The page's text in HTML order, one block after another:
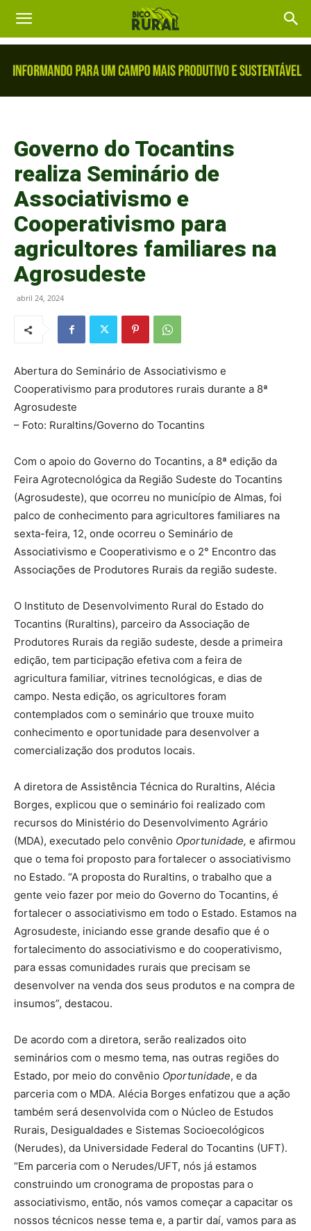
Governo do Tocantins
realiza Seminário de
Associativismo e
Cooperativismo para
agricultores familiares na
Agrosudeste
abril 24, 2024
Abertura do Seminário de Associativismo e
Cooperativismo para produtores rurais durante a 8ª
Agrosudeste
– Foto: Ruraltins/Governo do Tocantins
Com o apoio do Governo do Tocantins, a 8ª edição da
Feira Agrotecnológica da Região Sudeste do Tocantins
(Agrosudeste), que ocorreu no município de Almas, foi
palco de conhecimento para agricultores familiares na
sexta-feira, 12, onde ocorreu o Seminário de
Associativismo e Cooperativismo e o 2° Encontro das
Associações de Produtores Rurais da região sudeste.
O Instituto de Desenvolvimento Rural do Estado do
Tocantins (Ruraltins), parceiro da Associação de
Produtores Rurais da região sudeste, desde a primeira
edição, tem participação efetiva com a feira de
agricultura familiar, vitrines tecnológicas, e dias de
campo. Nesta edição, os agricultores foram
contemplados com o seminário que trouxe muito
conhecimento e oportunidade para desenvolver a
comercialização dos produtos locais.
A diretora de Assistência Técnica do Ruraltins, Alécia
Borges, explicou que o seminário foi realizado com
recursos do Ministério do Desenvolvimento Agrário
(MDA), executado pelo convênio Oportunidade, e afirmou
que o tema foi proposto para fortalecer o associativismo
no Estado. “A proposta do Ruraltins, o trabalho que a
gente veio fazer por meio do Governo do Tocantins, é
fortalecer o associativismo em todo o Estado. Estamos na
Agrosudeste, iniciando esse grande desafio que é o
fortalecimento do associativismo e do cooperativismo,
para essas comunidades rurais que precisam se
desenvolver na venda dos seus produtos e na compra de
insumos”, destacou.
De acordo com a diretora, serão realizados oito
seminários com o mesmo tema, nas outras regiões do
Estado, por meio do convênio Oportunidade, e da
parceria com o MDA. Alécia Borges enfatizou que a ação
também será desenvolvida com o Núcleo de Estudos
Rurais, Desigualdades e Sistemas Socioecológicos
(Nerudes), da Universidade Federal do Tocantins (UFT).
“Em parceria com o Nerudes/UFT, nós já estamos
construindo um cronograma de propostas para o
associativismo, então, nós vamos começar a capacitar os
nossos técnicos nesse tema e, a partir daí, vamos para as